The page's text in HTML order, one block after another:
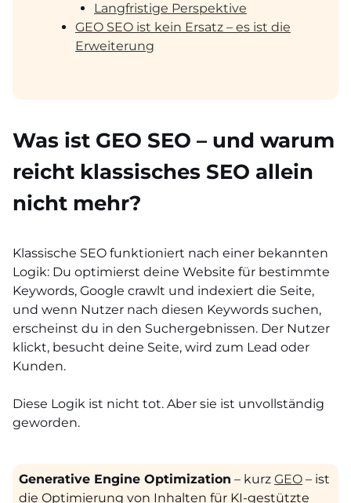
Langfristige Perspektive
GEO SEO ist kein Ersatz – es ist die
Erweiterung
Was ist GEO SEO – und warum
reicht klassisches SEO allein
nicht mehr?
Klassische SEO funktioniert nach einer bekannten
Logik: Du optimierst deine Website für bestimmte
Keywords, Google crawlt und indexiert die Seite,
und wenn Nutzer nach diesen Keywords suchen,
erscheinst du in den Suchergebnissen. Der Nutzer
klickt, besucht deine Seite, wird zum Lead oder
Kunden.
Diese Logik ist nicht tot. Aber sie ist unvollständig
geworden.
Generative Engine Optimization – kurz GEO – ist
die Optimierung von Inhalten für KI-gestützte